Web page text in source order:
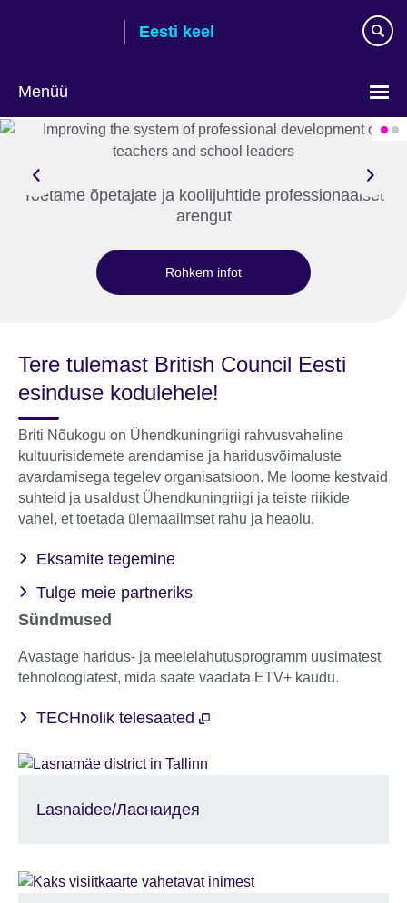
Eesti keel
Menüü
Languages
Toetame õpetajate ja koolijuhtide professionaalset
arengut
Rohkem infot
Tere tulemast British Council Eesti
esinduse kodulehele!
Briti Nõukogu on Ühendkuningriigi rahvusvaheline
kultuurisidemete arendamise ja haridusvõimaluste
avardamisega tegelev organisatsioon. Me loome kestvaid
suhteid ja usaldust Ühendkuningriigi ja teiste riikide
vahel, et toetada ülemaailmset rahu ja heaolu.
Eksamite tegemine
Tulge meie partneriks
Sündmused
Avastage haridus- ja meelelahutusprogramm uusimatest
tehnoloogiatest, mida saate vaadata ETV+ kaudu.
TECHnolik telesaated
Lasnaidee/Ласнаидея